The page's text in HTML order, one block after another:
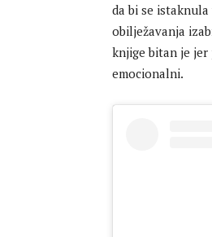
da bi se
obilježavanja
knjige bitan je
emocionalni.